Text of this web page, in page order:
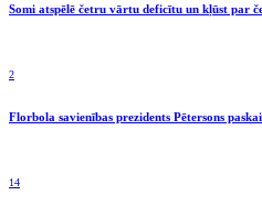
Somi atspēlē četru vārtu deficītu un kļūst par
2
Florbola savienības prezidents Pētersons
14